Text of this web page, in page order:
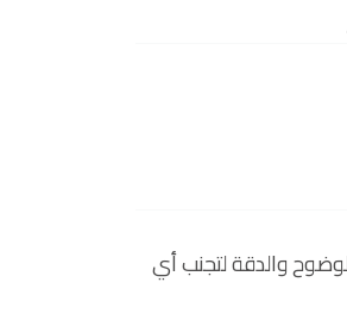
والدقة لتجنب أي